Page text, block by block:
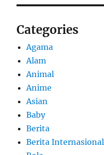
Categories
Agama
Alam
Animal
Anime
Asian
Baby
Berita
Berita Internasional